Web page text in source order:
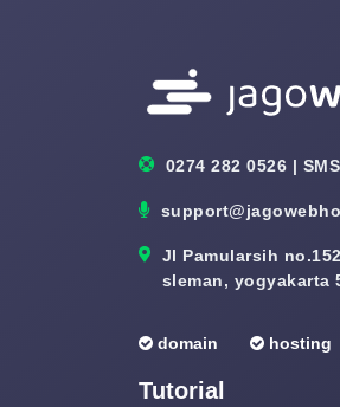
0274 282 0526 |
Jl Pamularsih
sleman, yogyakarta
domain hosting
Tutorial